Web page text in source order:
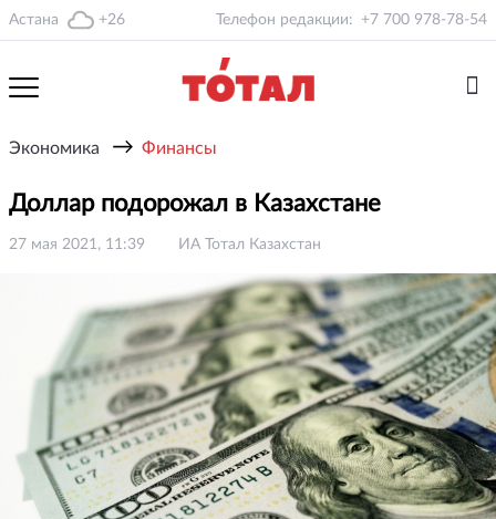
Астана +26 Телефон редакции: +7 700 978-78-54
Экономика → Финансы
Доллар подорожал в Казахстане
27 мая 2021, 11:39 ИА Тотал Казахстан